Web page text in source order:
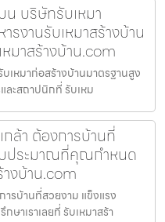
น บริษัทรับเหมา
รงานรับเหมาสร้างบ้าน
มาสร้างบ้าน.com
เหมาก่อสร้างบ้านมาตรฐานสูง
ละสถาปนิกที่ รับเหม
กล้า ต้องการบ้านที่
บประมาณที่คุณกำหนด
างบ้าน.com
ารบ้านที่สวยงาม แข็งแรง
าเราเลยที่ รับเหมาสร้า